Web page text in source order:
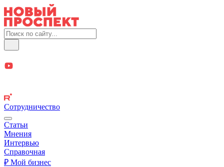
Сотрудничество
Статьи
Мнения
Интервью
Справочная
₽ Мой бизнес